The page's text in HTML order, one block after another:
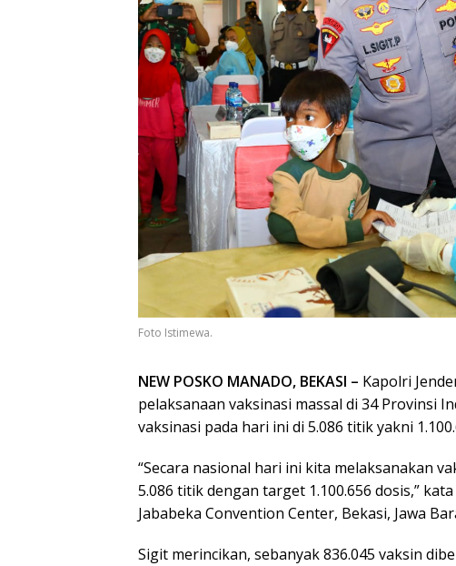
Foto Istimewa.
NEW POSKO MANADO, BEKASI – Kapolri
pelaksanaan vaksinasi massal di 34 Provinsi
vaksinasi pada hari ini di 5.086 titik yakni
“Secara nasional hari ini kita melaksanakan
5.086 titik dengan target 1.100.656 dosis,”
Jababeka Convention Center, Bekasi, Jawa
Sigit merincikan, sebanyak 836.045 vaksin